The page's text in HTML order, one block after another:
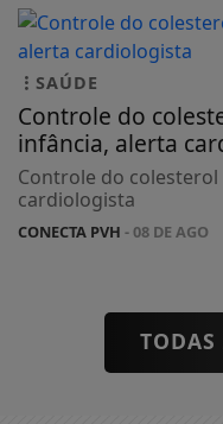
SAÚDE
Controle do
infância, alerta
Controle do
cardiologista
CONECTA PVH - 08 DE AGO
TODAS